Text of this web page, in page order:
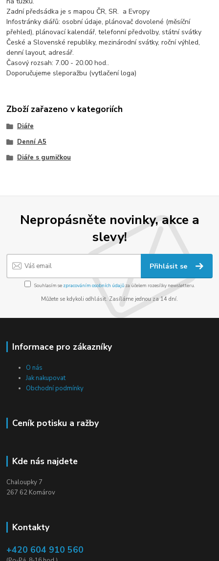
Zadní předsádka je s mapou ČR, SR. a Evropy
Infostránky diářů: osobní údaje, plánovač dovolené (měsíční
přehled), plánovací kalendář, telefonní předvolby, státní svátky
České a Slovenské republiky, mezinárodní svátky, roční výhled,
denní layout, adresář.
Časový rozsah: 7.00 - 20.00 hod..
Doporučujeme sleporažbu (vytlačení loga)
Zboží zařazeno v kategoriích
Diáře
Denní A5
Diáře s gumičkou
Nepropásněte novinky, akce a
slevy!
Přihlásit se
Souhlasím se zpracováním osobních údajůza účelem rozesílky newsletteru.
Můžete se kdykoli odhlásit. Zasíláme jednou za 14 dní.
Informace pro zákazníky
O nás
Jak nakupovat
Obchodní podmínky
Ceník potisku a ražby
Kde nás najdete
Chaloupky 7
267 62 Komárov
Kontakty
+420 604 910 560